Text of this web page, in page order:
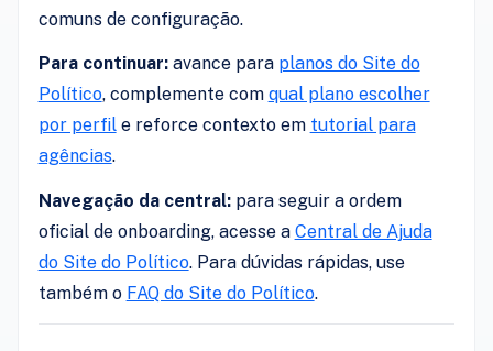
comuns de configuração.
Para continuar:avance para planos do Site do
Político, complemente com qual plano escolher
por perfile reforce contexto em tutorial para
agências.
Navegação da central:para seguir a ordem
oficial de onboarding, acesse a Central de Ajuda
do Site do Político. Para dúvidas rápidas, use
também o FAQ do Site do Político.